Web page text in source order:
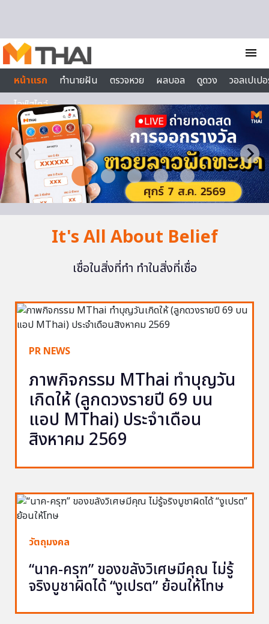
menu
หน้าแรก
ทำนายฝัน ตรวจหวย ผลบอล ดูดวง
วอลเปเป
ไลฟ์สไตล์
It's All About Belief
เชื่อในสิ่งที่ทำ ทำในสิ่งที่เชื่อ
PR NEWS
ภาพกิจกรรม MThai ทำบุญวัน
เกิดให้ (ลูกดวงรายปี 69 บน
แอป MThai) ประจำเดือน
สิงหาคม 2569
วัตถุมงคล
“นาค-ครุฑ” ของขลังวิเศษมีคุณ ไม่รู้
จริงบูชาผิดได้ “งูเปรต” ย้อนให้โทษ